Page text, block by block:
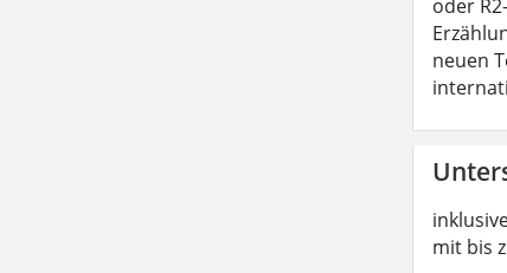
oder
neuen
mit bis